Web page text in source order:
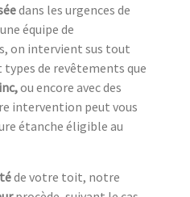
dans les urgences de
équipe de
on intervient sus tout
de revêtements que
ou encore avec des
intervention peut vous
étanche éligible au
de votre toit, notre